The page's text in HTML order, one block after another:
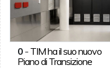
0- TIM ha il suo nuovo
Piano di Transizione